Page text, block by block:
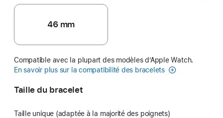
46 mm
Compatible avec la plupart des modèles d’Apple Watch.
En savoir plus sur la compatibilité des bracelets
Taille du bracelet
Taille unique (adaptée à la majorité des poignets)